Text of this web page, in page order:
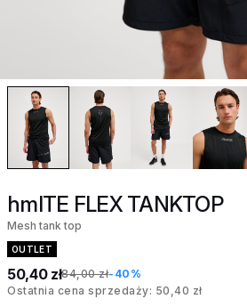
hmlTE FLEX TANKTOP
Mesh tank top
OUTLET
50,40 zł84,00 zł-40%
Ostatnia cena sprzedaży: 50,40 zł